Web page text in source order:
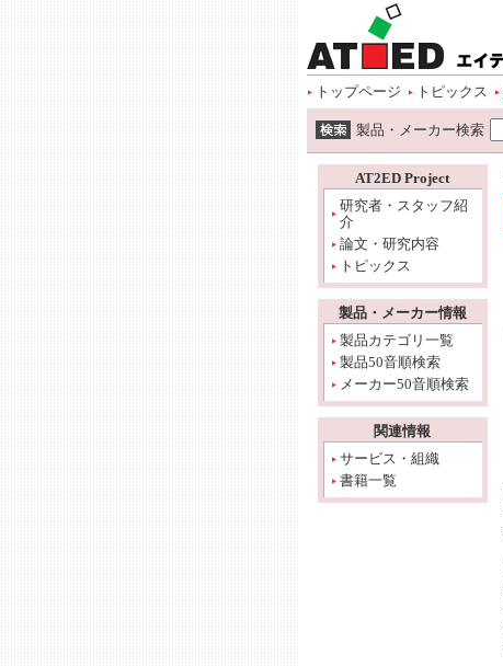
トップページ トピックス
製品・メーカー検索
AT2ED Project
研究者・スタッフ紹
介
論文・研究内容
トピックス
製品・メーカー情報
製品カテゴリ一覧
製品50音順検索
メーカー50音順検索
関連情報
サービス・組織
書籍一覧